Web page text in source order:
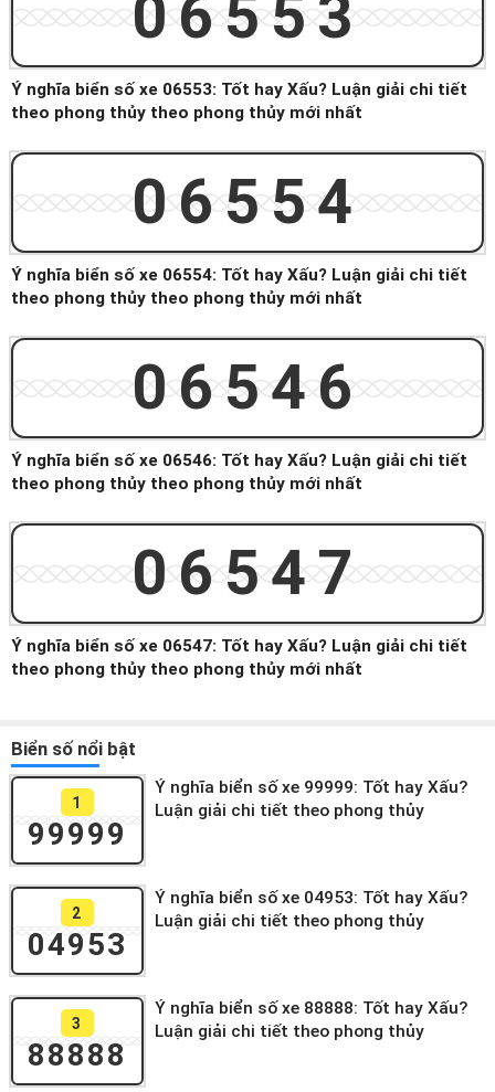
06553
Ý nghĩa biển số xe 06553: Tốt hay Xấu? Luận giải chi tiết
theo phong thủy theo phong thủy mới nhất
06554
Ý nghĩa biển số xe 06554: Tốt hay Xấu? Luận giải chi tiết
theo phong thủy theo phong thủy mới nhất
06546
Ý nghĩa biển số xe 06546: Tốt hay Xấu? Luận giải chi tiết
theo phong thủy theo phong thủy mới nhất
06547
Ý nghĩa biển số xe 06547: Tốt hay Xấu? Luận giải chi tiết
theo phong thủy theo phong thủy mới nhất
Biển số nổi bật
1
99999
Ý nghĩa biển số xe 99999: Tốt hay Xấu?
Luận giải chi tiết theo phong thủy
2
04953
Ý nghĩa biển số xe 04953: Tốt hay Xấu?
Luận giải chi tiết theo phong thủy
3
88888
Ý nghĩa biển số xe 88888: Tốt hay Xấu?
Luận giải chi tiết theo phong thủy